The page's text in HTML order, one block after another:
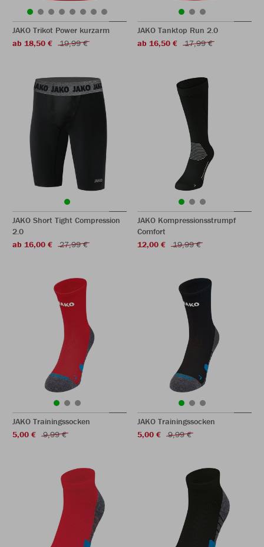
JAKO Trikot Power kurzarm
ab 18,50 €
19,99 €
JAKO Tanktop Run 2.0
ab 16,50 €
17,99 €
JAKO Short Tight Compression
2.0
ab 16,00 €
27,99 €
JAKO Kompressionsstrumpf
Comfort
12,00 €
19,99 €
JAKO Trainingssocken
5,00 €
9,99 €
JAKO Trainingssocken
5,00 €
9,99 €